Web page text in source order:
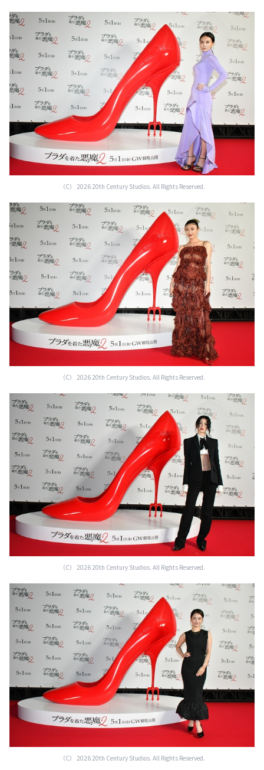
（C） 2026 20th Century Studios. All Rights Reserved.
（C） 2026 20th Century Studios. All Rights Reserved.
（C） 2026 20th Century Studios. All Rights Reserved.
（C） 2026 20th Century Studios. All Rights Reserved.